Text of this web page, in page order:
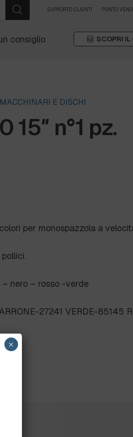
SUPPORTO CLIENTI PUNTO
consiglio SCOPRI IL
MACCHINARI E DISCHI
15″ n°1 pz.
per monospazzola a
nero – rosso -verde
27241 VERDE-85145
×